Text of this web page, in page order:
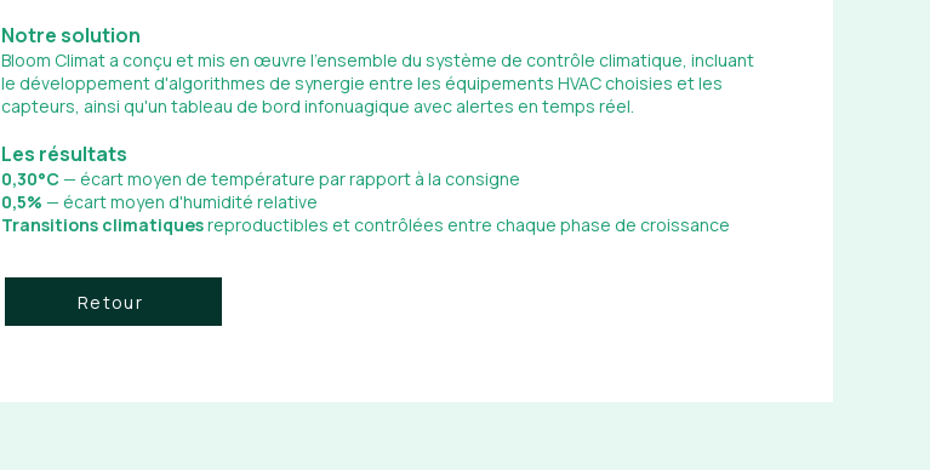
Notre solution
Bloom Climat a conçu et mis en œuvre l'ensemble du système de contrôle climatique, incluant
le développement d'algorithmes de synergie entre les équipements HVAC choisies et les
capteurs, ainsi qu'un tableau de bord infonuagique avec alertes en temps réel.
Les résultats
0,30°C — écart moyen de température par rapport à la consigne
0,5% — écart moyen d'humidité relative
Transitions climatiquesreproductibles et contrôlées entre chaque phase de croissance
Retour